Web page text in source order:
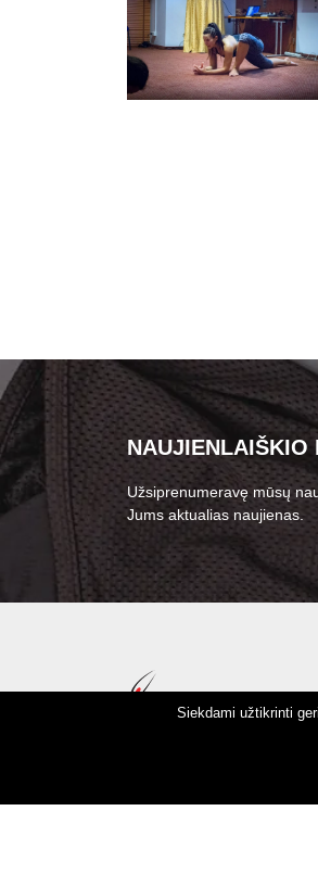
NAUJIENLAIŠKIO
Užsiprenumeravę mūsų
Jums aktualias naujienas.
Siekdami užtikrinti